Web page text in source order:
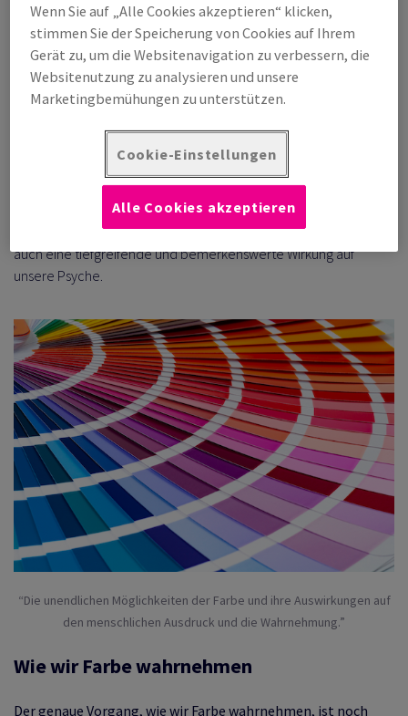
unser Sehvermögen und prägen unsere Wahrnehmung der
Realität.
herum. Farben sind das Medium, mit dem Künstler
atemberaubende Meisterwerke schaffen. Sie helfen uns nicht
nur, uns in der Welt zurechtzufinden, und ermöglichen es uns,
visuelle Reize zu genießen und zu bestaunen, sondern haben
auch eine tiefgreifende und bemerkenswerte Wirkung auf
unsere Psyche.
“Die unendlichen Möglichkeiten der Farbe und ihre Auswirkungen auf
den menschlichen Ausdruck und die Wahrnehmung.”
Wie wir Farbe wahrnehmen
Der genaue Vorgang, wie wir Farbe wahrnehmen, ist noch
Wenn Sie auf „Alle Cookies akzeptieren“ klicken,
stimmen Sie der Speicherung von Cookies auf Ihrem
Gerät zu, um die Websitenavigation zu verbessern, die
Websitenutzung zu analysieren und unsere
Marketingbemühungen zu unterstützen.
Cookie-Einstellungen
Alle Cookies akzeptieren